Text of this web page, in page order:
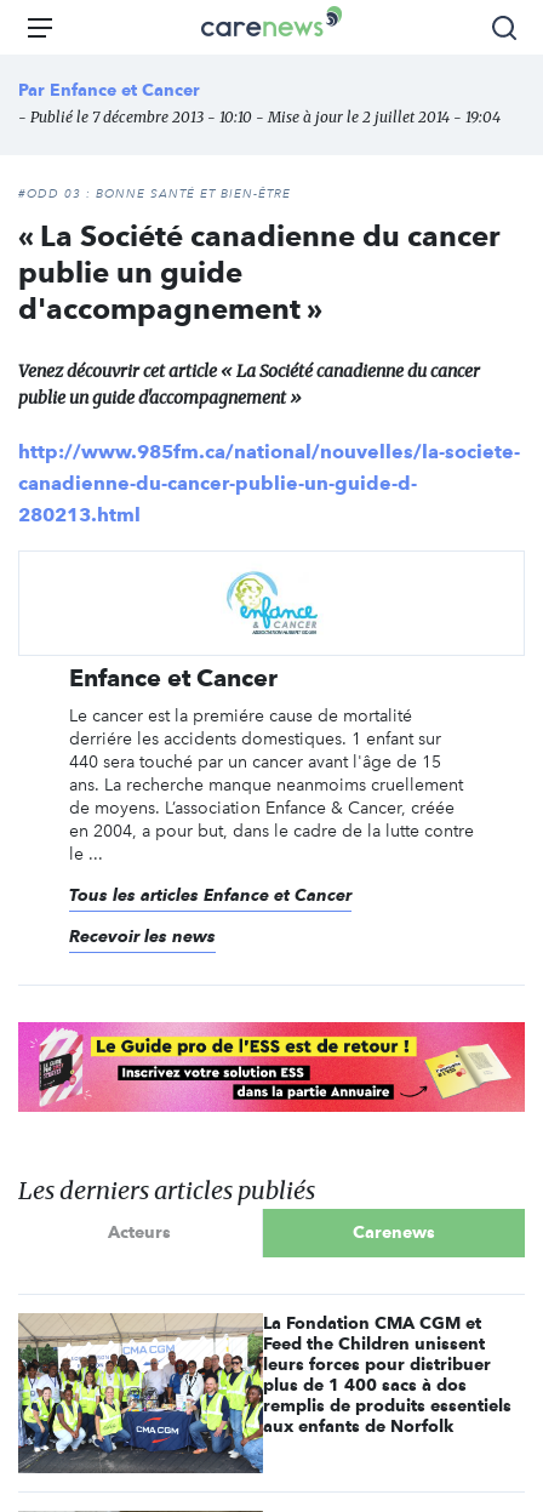
Aller
principal
Carenews,
des
l'engagement
Menu
Par Enfance et Cancer
- Publié le 7 décembre 2013 - 10:10 - Mise à jour le 2 juillet 2014 - 19:04
#ODD 03 : BONNE SANTÉ ET BIEN-ÊTRE
« La Société canadienne du cancer
publie un guide
d'accompagnement »
Venez découvrir cet article « La Société canadienne du cancer
publie un guide d'accompagnement »
http://www.985fm.ca/national/nouvelles/la-societe-
canadienne-du-cancer-publie-un-guide-d-
280213.html
Enfance et Cancer
Le cancer est la premiére cause de mortalité
derriére les accidents domestiques. 1 enfant sur
440 sera touché par un cancer avant l'âge de 15
ans. La recherche manque neanmoims cruellement
de moyens. L’association Enfance & Cancer, créée
en 2004, a pour but, dans le cadre de la lutte contre
le ...
Tous les articles Enfance et Cancer
Recevoir les news
Les derniers articles publiés
Acteurs Carenews
La Fondation CMA CGM et
Feed the Children unissent
leurs forces pour distribuer
plus de 1 400 sacs à dos
remplis de produits essentiels
aux enfants de Norfolk